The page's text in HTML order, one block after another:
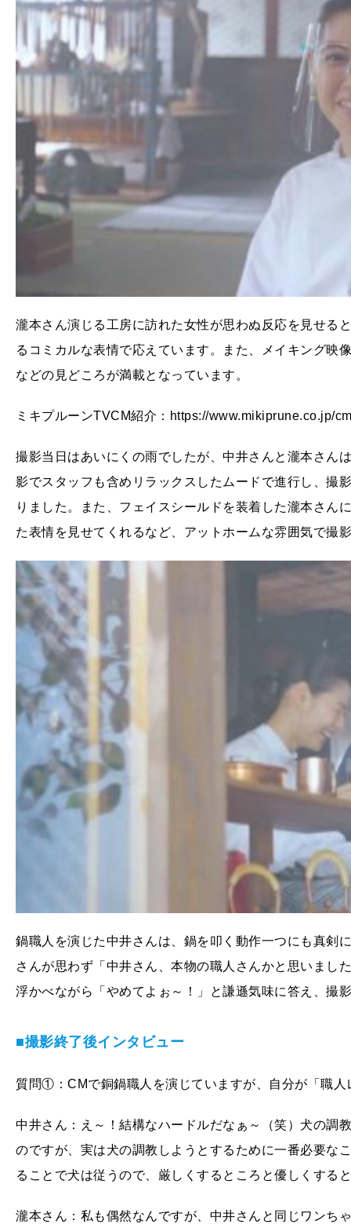
瀧本さん演じる工房に訪れた女性が思わぬ反応を見せる
るコミカルな表情で応えています。また、メイキング映
などの見どころが満載となっています。
ミキプルーンTVCM紹介：https://www.mikiprune.co.jp/
撮影当日はあいにくの雨でしたが、中井さんと瀧本さん
影でスタッフも含めリラックスしたムードで進行し、撮
りました。また、フェイスシールドを装着した瀧本さん
た表情を見せてくれるなど、アットホームな雰囲気で撮
鍋職人を演じた中井さんは、鍋を叩く動作一つにも真剣
さんが思わず「中井さん、本物の職人さんかと思いまし
浮かべながら「やめてよぉ～！」と謙遜気味に答え、撮
■撮影終了後インタビュー
質問①：CMで銅鍋職人を演じていますが、自分が「職
中井さん：え～！結構なハードルだなぁ～（笑）犬の調
のですが、実は犬の調教しようとするために一番必要な
ることで犬は従うので、厳しくするところと優しくする
瀧本さん：私も偶然なんですが、中井さんと同じワンち